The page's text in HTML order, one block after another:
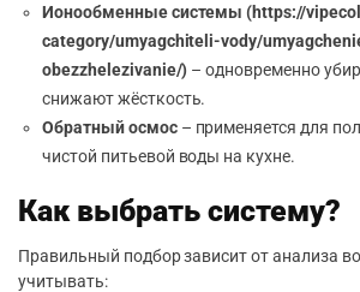
Ионообменные системы (https://
category/umyagchiteli-vody/
obezzhelezivanie/) – одновременно
снижают жёсткость.
Обратный осмос– применяется для
чистой питьевой воды на кухне.
Как выбрать систему?
Правильный подбор зависит от анализа
учитывать: